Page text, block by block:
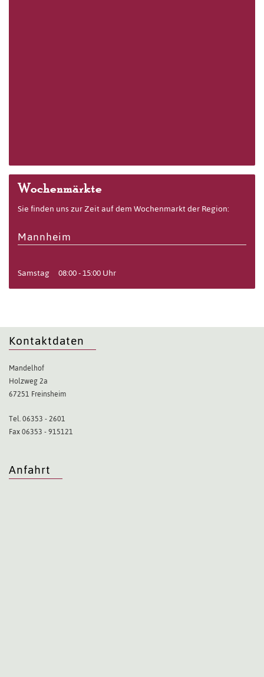
Wochenmärkte
Sie finden uns zur Zeit auf dem Wochenmarkt der Region:
Mannheim
Samstag 08:00 - 15:00 Uhr
Kontaktdaten
Mandelhof
Holzweg 2a
67251 Freinsheim
Tel. 06353 - 2601
Fax 06353 - 915121
Anfahrt